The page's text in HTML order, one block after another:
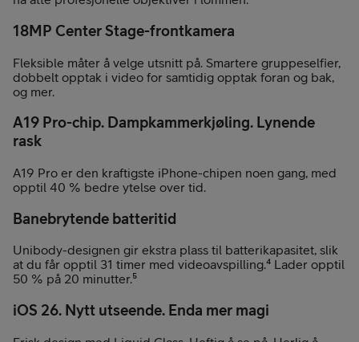
18MP Center Stage-frontkamera
Fleksible måter å velge utsnitt på. Smartere gruppeselfier,
dobbelt opptak i video for samtidig opptak foran og bak,
og mer.
A19 Pro-chip. Dampkammerkjøling. Lynende
rask
A19 Pro er den kraftigste iPhone-chipen noen gang, med
opptil 40 % bedre ytelse over tid.
Banebrytende batteritid
Unibody-designen gir ekstra plass til batterikapasitet, slik
at du får opptil 31 timer med videoavspilling.⁴ Lader opptil
50 % på 20 minutter.⁵
iOS 26. Nytt utseende. Enda mer magi